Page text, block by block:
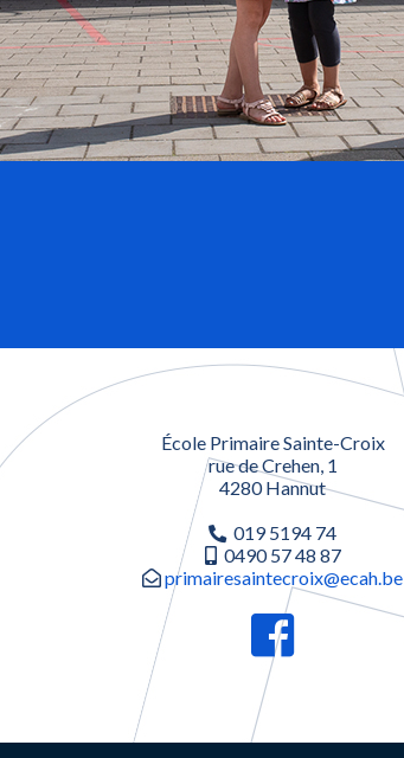
École Primaire Sainte-Croix
rue de Crehen, 1
4280 Hannut
019 5194 74
0490 57 48 87
primairesaintecroix@ecah.be